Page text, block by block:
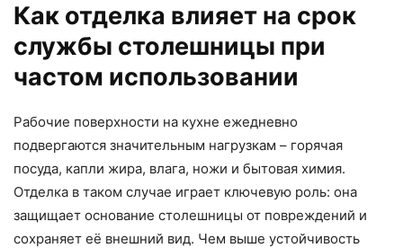
Как отделка влияет на срок
службы столешницы при
частом использовании
Рабочие поверхности на кухне ежедневно
подвергаются значительным нагрузкам – горячая
посуда, капли жира, влага, ножи и бытовая химия.
Отделка в таком случае играет ключевую роль: она
защищает основание столешницы от повреждений и
сохраняет её внешний вид. Чем выше устойчивость